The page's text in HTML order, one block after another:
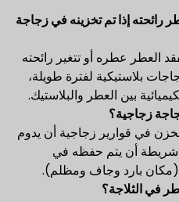
إذا تم تخزينه في زجاجة
العطر عطره أو تتغير رائحته
بلاستيكية لفترة طويلة،
بين العطر والبلاستيك.
زجاجية؟
في قوارير زجاجية أن يدوم
شريطة أن يتم حفظه في
(مكان بارد وجاف ومظلم).
في الثلاجة؟